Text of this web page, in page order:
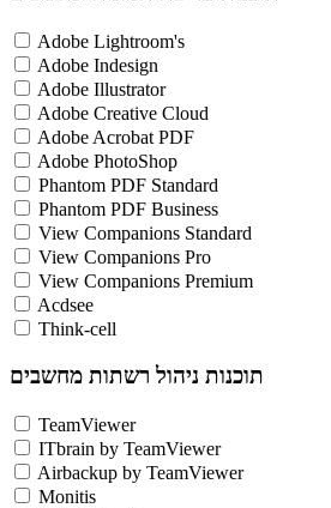
Adobe Lightroom's
Adobe Indesign
Adobe Illustrator
Adobe Creative Cloud
Adobe Acrobat PDF
Adobe PhotoShop
Phantom PDF Standard
Phantom PDF Business
View Companions Standard
View Companions Pro
View Companions Premium
Acdsee
Think-cell
תוכנות ניהול רשתות מחשבים
TeamViewer
ITbrain by TeamViewer
Airbackup by TeamViewer
Monitis